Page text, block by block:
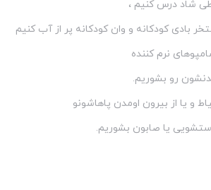
شاد درس کنیم ،
بادی کودکانه و وان کودکانه پر از آب کنیم
نرم کننده
رو بشوریم.
و یا از بیرون اومدن پاهاشونو
یا صابون بشوریم.